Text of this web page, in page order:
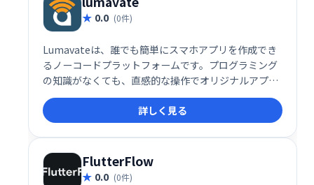
0.0 (0件)
Lumavateは、誰でも簡単にスマホアプリを作成でき
るノーコードプラットフォームです。プログラミング
の知識がなくても、直感的な操作でオリジナルアプリ
を開発できます。ビジネスアプリからゲームまで、幅
広い用途に対応し、迅速な開発とスムーズなリリース
を実現します。手軽にアプリ開発を始めたい方におす
すめです。
詳しく見る
FlutterFlow
0.0 (0件)